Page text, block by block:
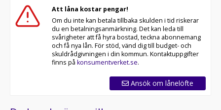
Att låna kostar pengar!
Om du inte kan betala tillbaka skulden i tid riskerar
du en betalningsanmärkning. Det kan leda till
svårigheter att få hyra bostad, teckna abonnemang
och få nya lån. För stöd, vänd dig till budget- och
skuldrådgivningen i din kommun. Kontaktuppgifter
finns på konsumentverket.se.
Ansök om lånelöfte